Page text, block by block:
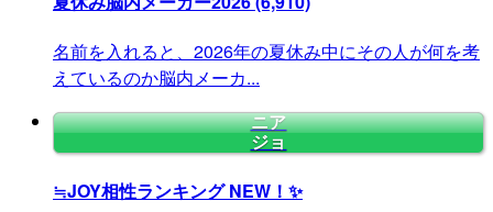
名前を入れると、2026年の夏休み中にその人が何を考
えているのか脳内メーカ...
ニア
ジョ
≒JOY相性ランキングNEW！✨